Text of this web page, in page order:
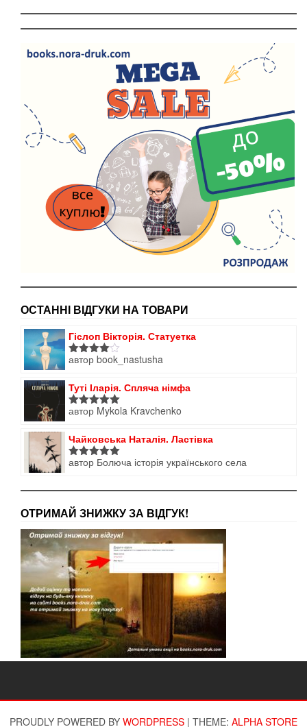
ОСТАННІ ВІДГУКИ НА ТОВАРИ
Гіслоп Вікторія. Статуетка
Оцінено
автор book_nastusha
Туті Іларія. Спляча німфа
Оцінено в
автор Mykola Kravchenko
Чайковська Наталія. Ластівка
Оцінено в
автор Болюча історія українського села
ОТРИМАЙ ЗНИЖКУ ЗА ВІДГУК!
PROUDLY POWERED BY WORDPRESS | THEME: ALPHA STORE